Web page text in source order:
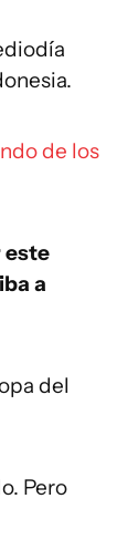
de los
este
a
del
Pero